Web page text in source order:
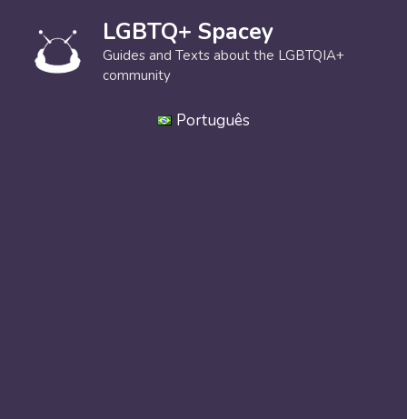
content
LGBTQ+ Spacey
Guides and Texts about the LGBTQIA+
community
Português